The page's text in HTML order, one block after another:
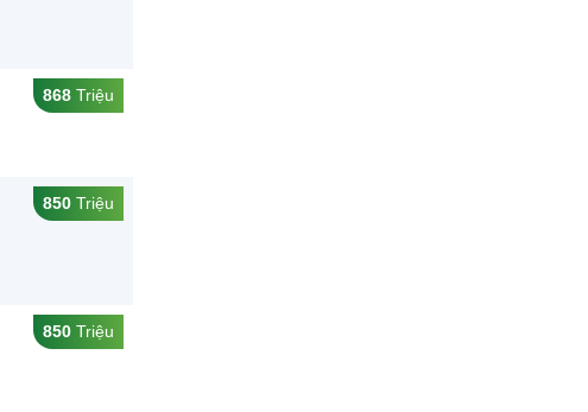
868 Triệu
850 Triệu
850 Triệu